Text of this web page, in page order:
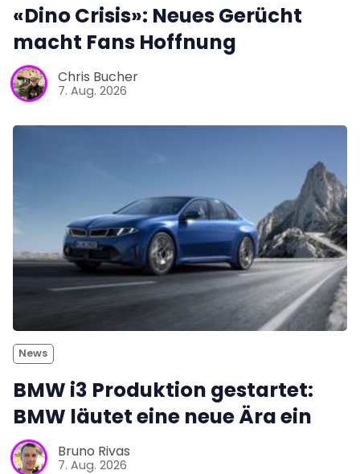
«Dino Crisis»: Neues Gerücht
macht Fans Hoffnung
Chris Bucher
7. Aug. 2026
News
BMW i3 Produktion gestartet:
BMW läutet eine neue Ära ein
Bruno Rivas
7. Aug. 2026